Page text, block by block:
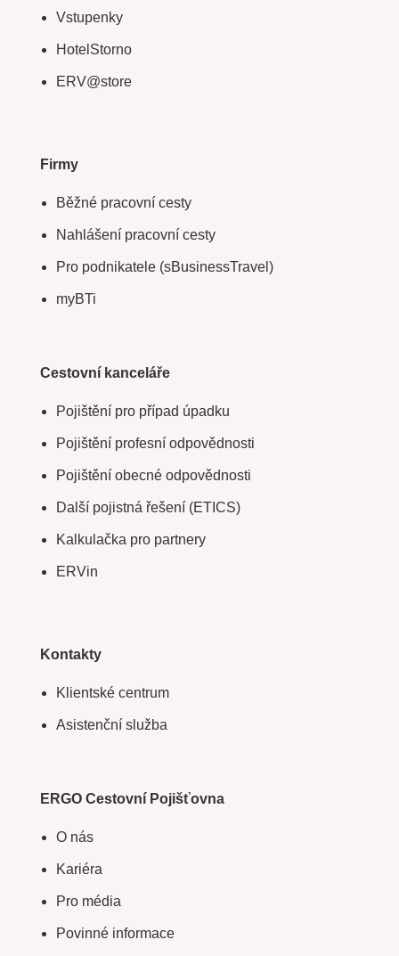
Vstupenky
HotelStorno
ERV@store
Firmy
Běžné pracovní cesty
Nahlášení pracovní cesty
Pro podnikatele (sBusinessTravel)
myBTi
Cestovní kanceláře
Pojištění pro případ úpadku
Pojištění profesní odpovědnosti
Pojištění obecné odpovědnosti
Další pojistná řešení (ETICS)
Kalkulačka pro partnery
ERVin
Kontakty
Klientské centrum
Asistenční služba
ERGO Cestovní Pojišťovna
O nás
Kariéra
Pro média
Povinné informace